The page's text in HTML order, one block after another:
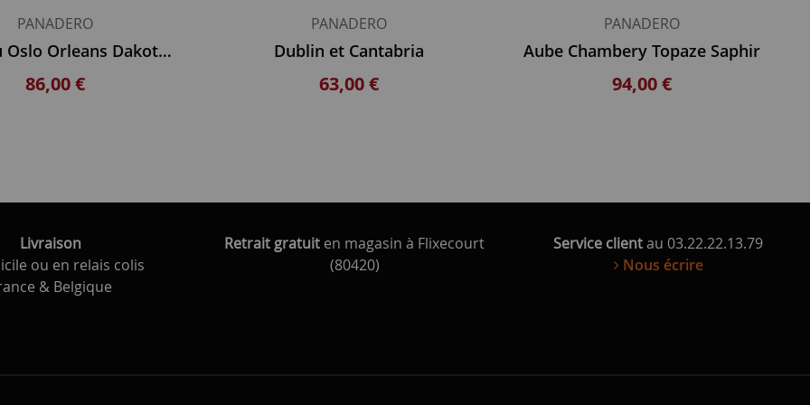
PANADERO
nouveau Oslo Orleans Dakota Faro Dover Castilla
86,00 €
PANADERO
Dublin et Cantabria
63,00 €
PANADERO
Aube Chambery Topaze Saphir
94,00 €
Livraison
ou en relais colis
& Belgique
Retrait gratuit en magasin à Flixecourt
(80420)
Service clientau 03.22.22.13.79
Nous écrire